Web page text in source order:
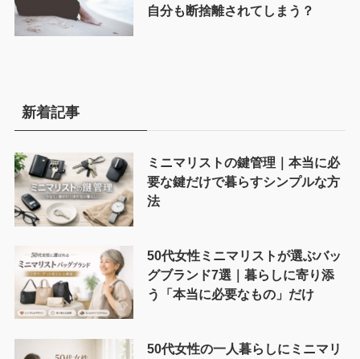
自分も断捨離されてしまう？
新着記事
ミニマリストの鍵管理｜本当に必
要な鍵だけで暮らすシンプルな方
法
50代女性ミニマリストが選ぶバッ
グブランド7選｜暮らしに寄り添
う「本当に必要なもの」だけ
50代女性の一人暮らしにミニマリ